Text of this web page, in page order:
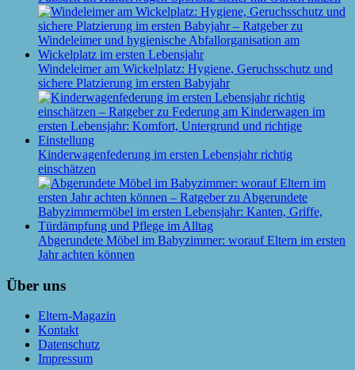
Windeleimer am Wickelplatz: Hygiene, Geruchsschutz und
sichere Platzierung im ersten Babyjahr
Kinderwagenfederung im ersten Lebensjahr richtig
einschätzen
Abgerundete Möbel im Babyzimmer: worauf Eltern im ersten
Jahr achten können
Über uns
Eltern-Magazin
Kontakt
Datenschutz
Impressum